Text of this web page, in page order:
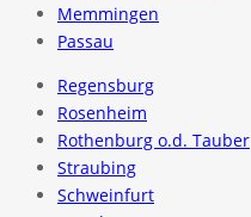
Memmingen
Passau
Regensburg
Rosenheim
Rothenburg o.d. Tauber
Straubing
Schweinfurt